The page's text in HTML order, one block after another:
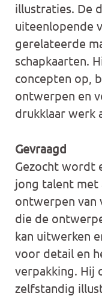
illustraties. De
uiteenlopende
gerelateerde
schapkaarten.
concepten op,
ontwerpen en
drukklaar werk
Gevraagd
Gezocht wordt
jong talent met
ontwerpen van
die de
kan uitwerken
voor detail en
verpakking. Hij
zelfstandig